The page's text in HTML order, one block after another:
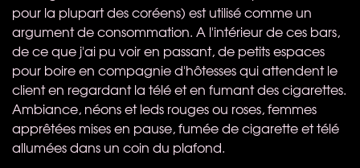
pour la plupart des coréens) est utilisé comme un
argument de consommation. A l'intérieur de ces bars,
de ce que j'ai pu voir en passant, de petits espaces
pour boire en compagnie d'hôtesses qui attendent le
client en regardant la télé et en fumant des cigarettes.
Ambiance, néons et leds rouges ou roses, femmes
apprêtées mises en pause, fumée de cigarette et télé
allumées dans un coin du plafond.